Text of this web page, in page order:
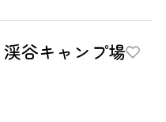
渓谷キャンプ場